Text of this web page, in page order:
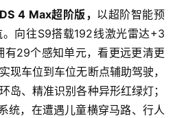
4 Max超阶版， 以超阶智能预
向往S9搭载192线激光雷达+3
29个感知单元，看更远更清更
现车位到车位无断点辅助驾驶，
岛、精准识别各种异形红绿灯；
统，在遭遇儿童横穿马路、行人